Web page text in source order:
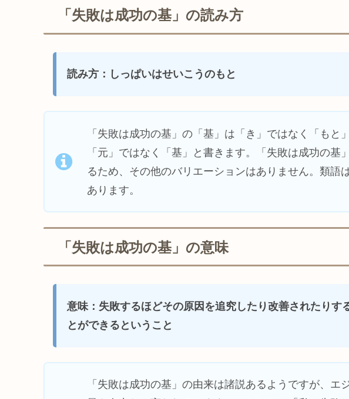
「失敗は成功の基」の読み方
読み方：しっぱいはせいこうのもと
「失敗は成功の基」の「基」は「き」ではなく「もと
「元」ではなく「基」と書きます。「失敗は成功の基
るため、その他のバリエーションはありません。類語
あります。
「失敗は成功の基」の意味
意味：失敗するほどその原因を追究したり改善されたりす
とができるということ
「失敗は成功の基」の由来は諸説あるようですが、エ